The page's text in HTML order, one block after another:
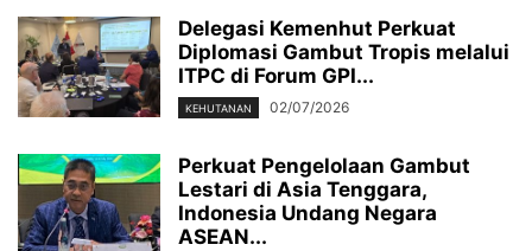
Delegasi Kemenhut Perkuat
Diplomasi Gambut Tropis melalui
ITPC di Forum GPI...
KEHUTANAN 02/07/2026
Perkuat Pengelolaan Gambut
Lestari di Asia Tenggara,
Indonesia Undang Negara
ASEAN...